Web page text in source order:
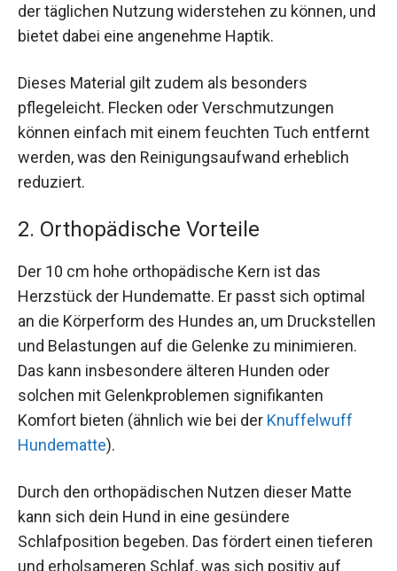
der täglichen Nutzung widerstehen zu können, und
bietet dabei eine angenehme Haptik.
Dieses Material gilt zudem als besonders
pflegeleicht. Flecken oder Verschmutzungen
können einfach mit einem feuchten Tuch entfernt
werden, was den Reinigungsaufwand erheblich
reduziert.
2. Orthopädische Vorteile
Der 10 cm hohe orthopädische Kern ist das
Herzstück der Hundematte. Er passt sich optimal
an die Körperform des Hundes an, um Druckstellen
und Belastungen auf die Gelenke zu minimieren.
Das kann insbesondere älteren Hunden oder
solchen mit Gelenkproblemen signifikanten
Komfort bieten (ähnlich wie bei der Knuffelwuff
Hundematte).
Durch den orthopädischen Nutzen dieser Matte
kann sich dein Hund in eine gesündere
Schlafposition begeben. Das fördert einen tieferen
und erholsameren Schlaf, was sich positiv auf